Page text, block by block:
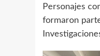
Personajes
formaron